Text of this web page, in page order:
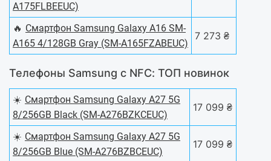
A175FLBEEUC)
🔥 Смартфон Samsung Galaxy A16 SM-
A165 4/128GB Gray (SM-A165FZABEUC)
7 273 ₴
Телефоны Samsung с NFC: ТОП новинок
☀️ Смартфон Samsung Galaxy A27 5G
8/256GB Black (SM-A276BZKCEUC)
17 099 ₴
☀️ Смартфон Samsung Galaxy A27 5G
8/256GB Blue (SM-A276BZBCEUC)
17 099 ₴